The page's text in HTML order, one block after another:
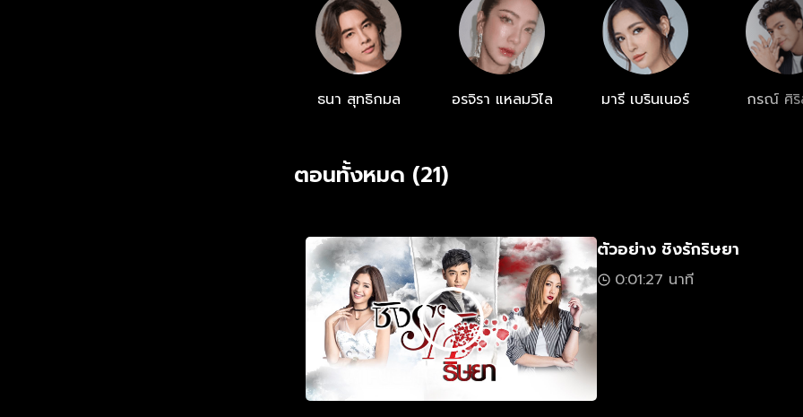
ธนา สุทธิกมล อรจิรา แหลมวิไล มารี เบรินเนอร์ กรณ์ ศิ
ตอนทั้งหมด (21)
ตัวอย่าง ชิงรักริษยา
0:01:27 นาที